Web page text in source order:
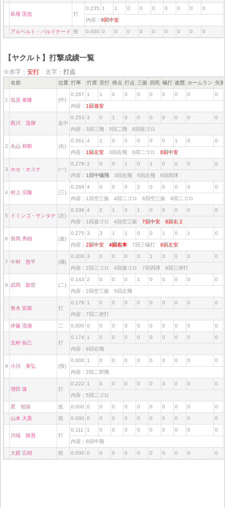
萩尾 匡也 打
0.235 1 1 0 0 0 0 0 0 0
内容： 9回中安
アルベルト・バルドナード 投 0.000 0 0 0 0 0 0 0 0 0
【ヤクルト】打撃成績一覧
※赤字： 安打 太字： 打点
名前 位置 打率 打席 安打 得点 打点 三振 四死 犠打 盗塁 ホームラン 失策
1 塩見 泰隆 (中)
0.267 1 1 0 0 0 0 0 0 0 0
内容： 1回遊安
西川 遥輝 走中
0.253 3 0 1 0 0 0 0 0 0 0
内容：3回三飛 5回二飛 8回投ゴロ
2 丸山 和郁 (右)
0.361 4 2 0 0 0 0 0 1 0 0
内容： 1回左安 3回右飛 6回二ゴロ 8回中安
3 ホセ・オスナ (一)
0.279 2 0 0 1 0 1 0 0 0 0
内容： 1回中犠飛 3回右飛 6回左飛 8回四球
4 村上 宗隆 (三)
0.269 4 0 0 0 2 0 0 0 0 0
内容：1回空三振 4回二ゴロ 6回空三振 8回二ゴロ
5 ドミンゴ・サンタナ (左)
0.336 4 2 1 0 1 0 0 0 0 0
内容：1回遊ゴロ 4回空三振 7回中安 9回右２
6 長岡 秀樹 (遊)
0.275 3 3 1 1 0 0 1 0 1 0
内容： 2回中安 4回右本 7回三犠打 9回左安
7 中村 悠平 (捕)
0.200 3 0 0 0 0 1 0 0 0 0
内容：2回三ゴロ 4回遊ゴロ 7回四球 9回三併打
8 武岡 龍世 (二)
0.143 2 0 0 0 1 0 0 0 0 0
内容：2回空三振 5回左飛
青木 宣親 打
0.179 1 0 0 0 0 0 0 0 0 0
内容：7回二併打
伊藤 琉偉 二 0.000 0 0 0 0 0 0 0 0 0 0
北村 拓己 打
0.174 1 0 0 0 0 0 0 0 0 0
内容：9回右飛
9 小川 泰弘 (投)
0.000 1 0 0 0 0 0 0 0 0 0
内容：2回二邪飛
増田 珠 打
0.222 1 0 0 0 0 0 0 0 0 0
内容：5回二ゴロ
星 知弥 投 0.000 0 0 0 0 0 0 0 0 0 0
山本 大貴 投 0.000 0 0 0 0 0 0 0 0 0 0
川端 慎吾 打
0.111 1 0 0 0 0 0 0 0 0 0
内容：8回中飛
大西 広樹 投 0.000 0 0 0 0 0 0 0 0 0 0